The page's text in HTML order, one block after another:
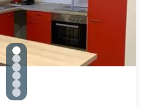
gallery.slide_selector
Zu Slide 1 wechseln
Zu Slide 2 wechseln
Zu Slide 3 wechseln
Zu Slide 4 wechseln
Zu Slide 5 wechseln
Zu Slide 6 wechseln